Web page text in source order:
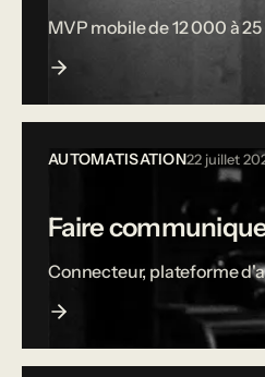
MVP mobile de 12 000 à
AUTOMATISATION22 juillet
Faire
Connecteur, plateforme